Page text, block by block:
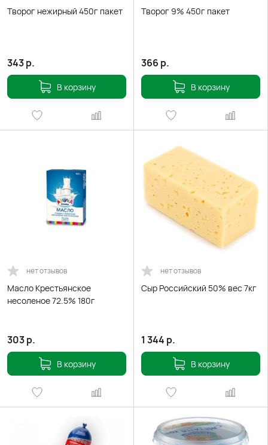
Творог нежирный 450г пакет
343р.
В корзину
Творог 9% 450г пакет
366 р.
В корзину
нет отзывов
Масло Крестьянское
несоленое 72.5% 180г
303р.
В корзину
нет отзывов
Сыр Российский 50% вес 7кг
1 344 р.
В корзину